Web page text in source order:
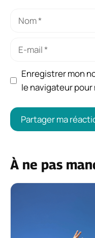
Nom
Enregistrer mon
le navigateur
À ne pas